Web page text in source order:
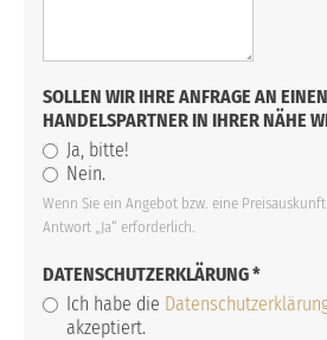
SOLLEN WIR IHRE ANFRAGE AN EINEN
HANDELSPARTNER IN IHRER NÄHE
Ja, bitte!
Nein.
Wenn Sie ein Angebot bzw. eine
Antwort „Ja“ erforderlich.
DATENSCHUTZERKLÄRUNG*
Ich habe die
akzeptiert.